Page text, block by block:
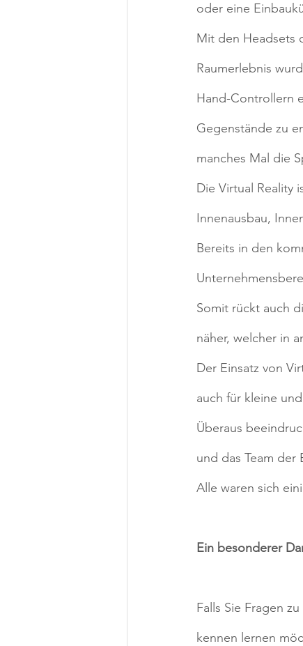
oder eine
Mit den Headsets
Raumerlebnis
Hand-Controllern
Gegenstände zu
manches Mal die
Die Virtual Reality
Innenausbau,
Bereits in den
Somit rückt auch
näher, welcher in
Der Einsatz von
auch für kleine
Überaus
und das Team der
Alle waren sich
Ein besonderer
Falls Sie Fragen
kennen lernen